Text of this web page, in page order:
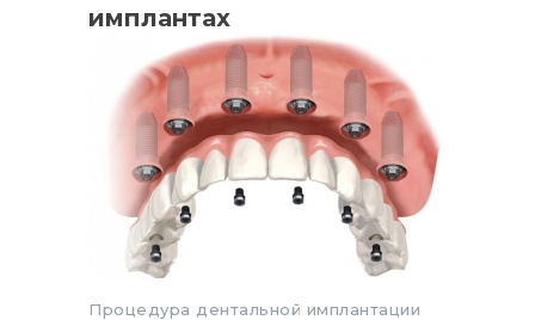
имплантах
Процедура дентальной имплантации